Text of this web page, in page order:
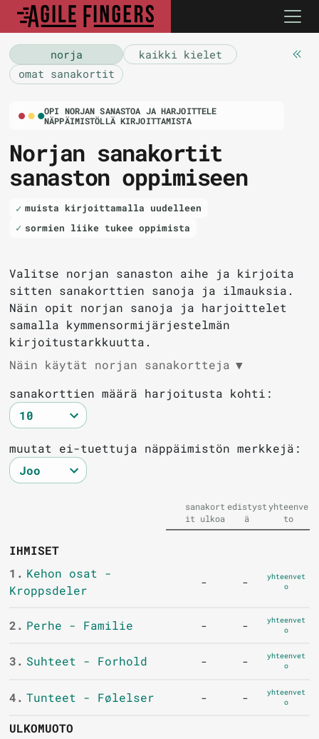
norja
kaikki kielet
omat sanakortit
OPI NORJAN SANASTOA JA HARJOITTELE
NÄPPÄIMISTÖLLÄ KIRJOITTAMISTA
Norjan sanakortit
sanaston oppimiseen
muista kirjoittamalla uudelleen
sormien liike tukee oppimista
Valitse norjan sanaston aihe ja kirjoita
sitten sanakorttien sanoja ja ilmauksia.
Näin opit norjan sanoja ja harjoittelet
samalla kymmensormijärjestelmän
kirjoitustarkkuutta.
Näin käytät norjan sanakortteja ▼
sanakorttien määrä harjoitusta kohti:
muutat ei-tuettuja näppäimistön merkkejä:
sanakort
it ulkoa
edistyst
ä
yhteenve
to
IHMISET
1. Kehon osat -
Kroppsdeler
- -
yhteenvet
o
2. Perhe - Familie - -
yhteenvet
o
3. Suhteet - Forhold - -
yhteenvet
o
4. Tunteet - Følelser - -
yhteenvet
o
ULKOMUOTO